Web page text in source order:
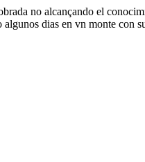
no alcançando el
algunos dias en vn monte